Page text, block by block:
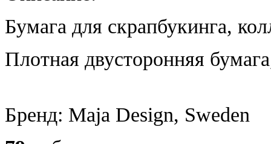
Бумага для скрапбукинга,
Плотная двусторонняя
Бренд: Maja Design, Sweden